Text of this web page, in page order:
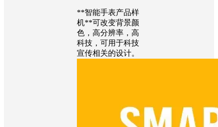
**智能手表产品样
机**可改变背景颜
色，高分辨率，高
科技，可用于科技
宣传相关的设计。